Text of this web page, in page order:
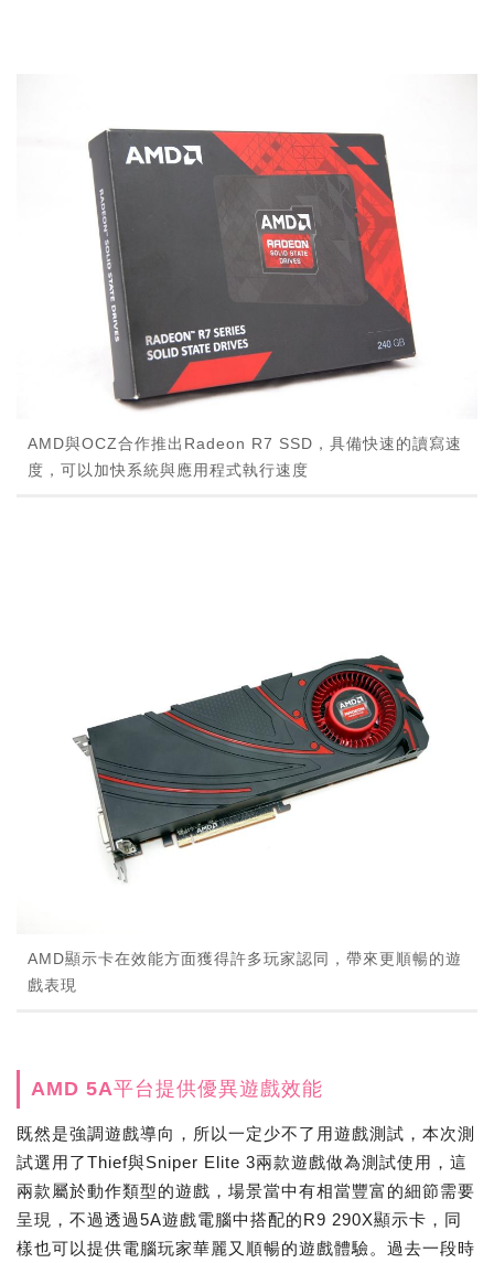
AMD與OCZ合作推出Radeon R7 SSD，具備快速的讀寫速
度，可以加快系統與應用程式執行速度
AMD顯示卡在效能方面獲得許多玩家認同，帶來更順暢的遊
戲表現
AMD 5A平台提供優異遊戲效能
既然是強調遊戲導向，所以一定少不了用遊戲測試，本次測
試選用了Thief與Sniper Elite 3兩款遊戲做為測試使用，這
兩款屬於動作類型的遊戲，場景當中有相當豐富的細節需要
呈現，不過透過5A遊戲電腦中搭配的R9 290X顯示卡，同
樣也可以提供電腦玩家華麗又順暢的遊戲體驗。過去一段時